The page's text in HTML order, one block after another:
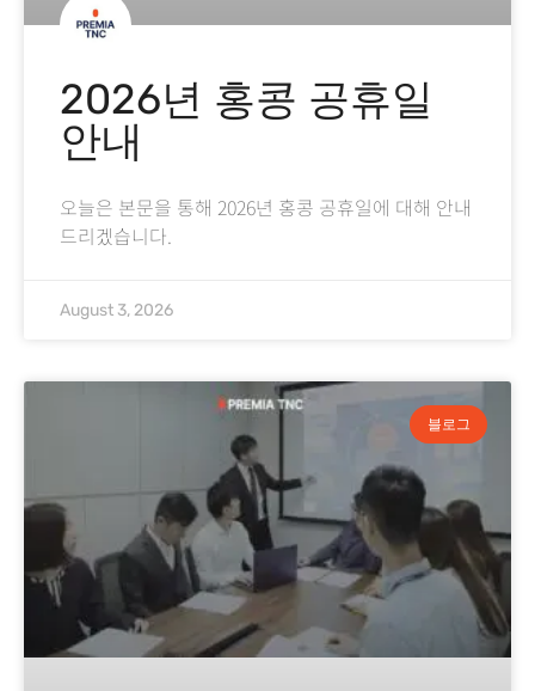
2026년 홍콩 공휴일
안내
오늘은 본문을 통해 2026년 홍콩 공휴일에 대해 안내
드리겠습니다.
August 3, 2026
블로그